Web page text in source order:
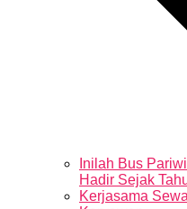
Inilah Bus
Hadir Sejak
Kerjasama